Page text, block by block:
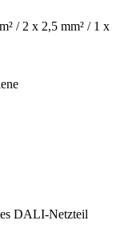
/ 2 x 2,5 mm² / 1 x
DALI-Netzteil